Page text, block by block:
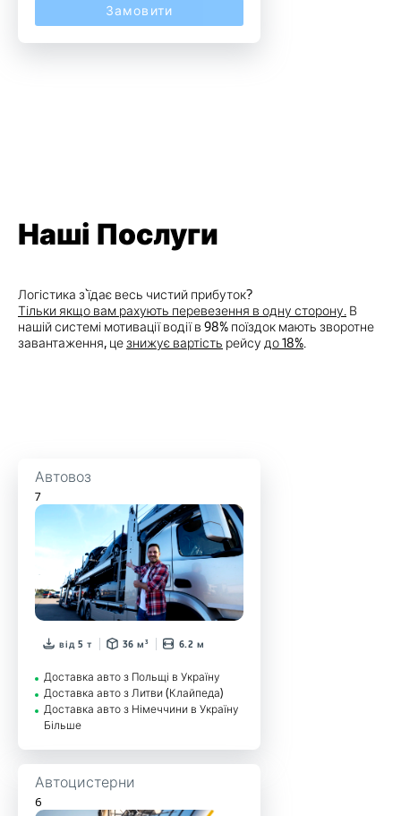
Замовити
Наші Послуги
Логістика з`їдає весь чистий прибуток?
Тільки якщо вам рахують перевезення в одну сторону. В
нашій системі мотивації водії в 98% поїздок мають зворотне
завантаження, цезнижує вартість рейсу до 18%.
Автовоз
7
від 5 т 36 м³ 6.2 м
Доставка авто з Польщі в Україну
Доставка авто з Литви (Клайпеда)
Доставка авто з Німеччини в Україну
Більше
Автоцистерни
6